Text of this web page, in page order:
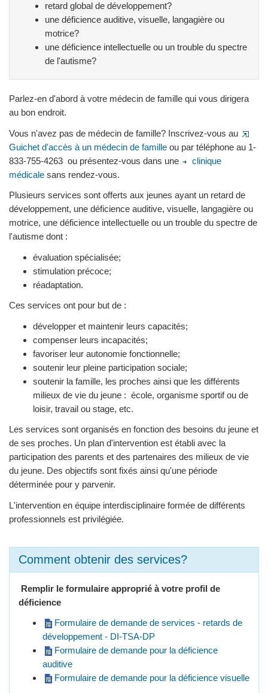
retard global de développement?
une déficience auditive, visuelle, langagière ou
motrice?
une déficience intellectuelle ou un trouble du spectre
de l'autisme?
Parlez-en d'abord à votre médecin de famille qui vous dirigera
au bon endroit.
Vous n'avez pas de médecin de famille? Inscrivez-vous au
Guichet d'accès à un médecin de famille ou par téléphone au 1-
833-755-4263 ou présentez-vous dans une
clinique
médicale sans rendez-vous.
Plusieurs services sont offerts aux jeunes ayant un retard de
développement, une déficience auditive, visuelle, langagière ou
motrice, une déficience intellectuelle ou un trouble du spectre de
l'autisme dont :
évaluation spécialisée;
stimulation précoce;
réadaptation.
Ces services ont pour but de :
développer et maintenir leurs capacités;
compenser leurs incapacités;
favoriser leur autonomie fonctionnelle;
soutenir leur pleine participation sociale;
soutenir la famille, les proches ainsi que les différents
milieux de vie du jeune : école, organisme sportif ou de
loisir, travail ou stage, etc.
Les services sont organisés en fonction des besoins du jeune et
de ses proches. Un plan d'intervention est établi avec la
participation des parents et des partenaires des milieux de vie
du jeune. Des objectifs sont fixés ainsi qu'une période
déterminée pour y parvenir.
L'intervention en équipe interdisciplinaire formée de différents
professionnels est privilégiée.
Comment obtenir des services?
Remplir le formulaire approprié à votre profil de
déficience
Formulaire de demande de services - retards de
développement - DI-TSA-DP
Formulaire de demande pour la déficience
auditive
Formulaire de demande pour la déficience visuelle